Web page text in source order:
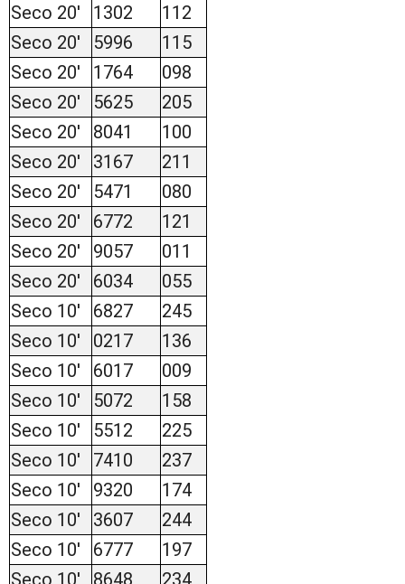
Seco 20'
1302
112
Seco 20'
5996
115
Seco 20'
1764
098
Seco 20'
5625
205
Seco 20'
8041
100
Seco 20'
3167
211
Seco 20'
5471
080
Seco 20'
6772
121
Seco 20'
9057
011
Seco 20'
6034
055
Seco 10'
6827
245
Seco 10'
0217
136
Seco 10'
6017
009
Seco 10'
5072
158
Seco 10'
5512
225
Seco 10'
7410
237
Seco 10'
9320
174
Seco 10'
3607
244
Seco 10'
6777
197
Seco 10'
8648 234